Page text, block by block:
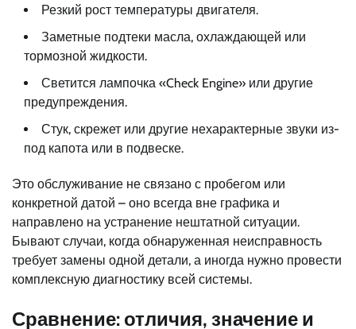
Резкий рост температуры двигателя.
Заметные подтеки масла, охлаждающей или
тормозной жидкости.
Светится лампочка «Check Engine» или другие
предупреждения.
Стук, скрежет или другие нехарактерные звуки из-
под капота или в подвеске.
Это обслуживание не связано с пробегом или
конкретной датой – оно всегда вне графика и
направлено на устранение нештатной ситуации.
Бывают случаи, когда обнаруженная неисправность
требует замены одной детали, а иногда нужно провести
комплексную диагностику всей системы.
Сравнение: отличия, значение и